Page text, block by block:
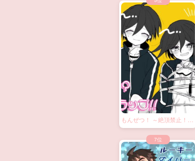
もんぜつ！ ～絶頂禁止！？
大なわトラップ！～